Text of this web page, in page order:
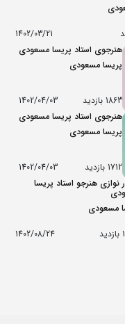
1402/03/21
هنرجوی استاد پریسا مسعودی
پریسا مسعودی
1863 بازدید
1402/04/03
هنرجوی استاد پریسا مسعودی
پریسا مسعودی
1712 بازدید
1402/04/03
نوازی هنرجو استاد پریسا
مسعودی
1402/08/24